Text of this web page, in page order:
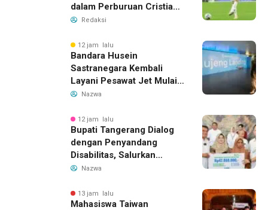
dalam Perburuan Cristian
Romero, Transfer Bek
Redaksi
12 jam lalu
Bandara Husein
Sastranegara Kembali
Layani Pesawat Jet Mulai
14 Agustus 2026, Garuda
Bandung-Denpasar
Nazwa
12 jam lalu
Bupati Tangerang Dialog
dengan Penyandang
Disabilitas, Salurkan
Bantuan dan Tampung
Nazwa
13 jam lalu
Mahasiswa Taiwan